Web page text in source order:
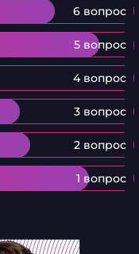
6 вопрос
5 вопрос
4 вопрос
3 вопрос
2 вопрос
1 вопрос